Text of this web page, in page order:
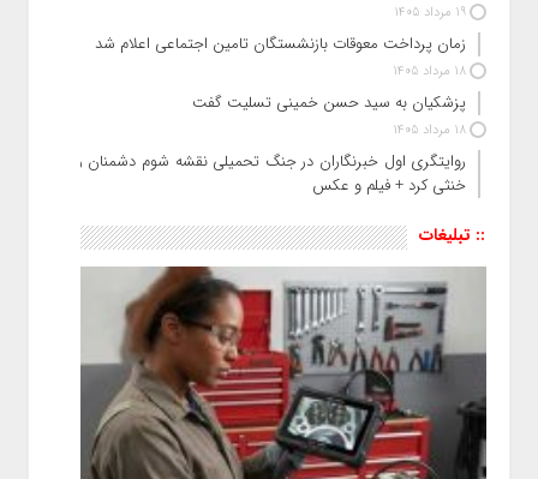
19 مرداد 1405
زمان پرداخت معوقات بازنشستگان تامین اجتماعی اعلام شد
18 مرداد 1405
پزشکیان به سید حسن خمینی تسلیت گفت
18 مرداد 1405
روایتگری اول خبرنگاران در جنگ تحمیلی نقشه شوم دشمنان را
خنثی کرد + فیلم و عکس
:: تبلیغات